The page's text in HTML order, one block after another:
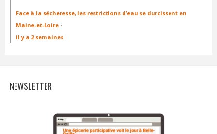
Face à la sécheresse, les restrictions d’eau se durcissent en
Maine-et-Loire ·
il y a 2 semaines
NEWSLETTER